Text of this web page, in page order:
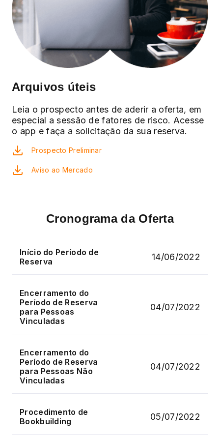
Arquivos úteis
Leia o prospecto antes de aderir a oferta, em
especial a sessão de fatores de risco. Acesse
o app e faça a solicitação da sua reserva.
Prospecto Preliminar
Aviso ao Mercado
Cronograma da Oferta
Início do Período de
Reserva
14/06/2022
Encerramento do
Período de Reserva
para Pessoas
Vinculadas
04/07/2022
Encerramento do
Período de Reserva
para Pessoas Não
Vinculadas
04/07/2022
Procedimento de
Bookbuilding
05/07/2022